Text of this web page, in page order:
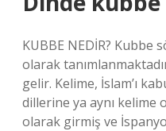
KUBBE NEDİR? Kubbe
olarak
gelir. Kelime, İslam’ı
dillerine ya aynı
olarak girmiş ve